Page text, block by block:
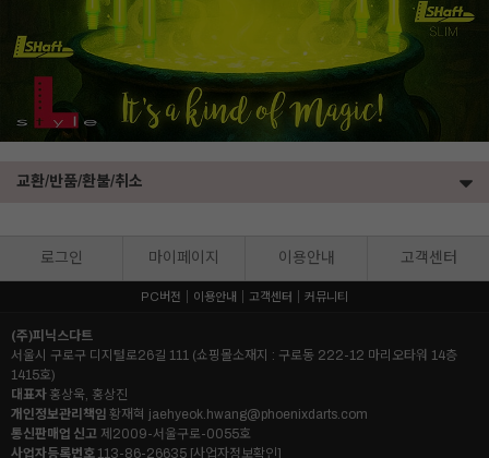
교환/반품/환불/취소
로그인 마이페이지 이용안내 고객센터
PC버전 이용안내 고객센터 커뮤니티
(주)피닉스다트
서울시 구로구 디지털로26길 111 (쇼핑몰소재지 : 구로동 222-12 마리오타워 14층
1415호)
대표자 홍상욱, 홍상진
개인정보관리책임 황재혁 jaehyeok.hwang@phoenixdarts.com
통신판매업 신고 제2009-서울구로-0055호
사업자등록번호 113-86-26635 [사업자정보확인]